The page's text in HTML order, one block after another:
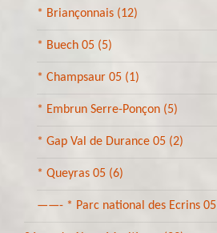
* Briançonnais (12)
* Buech 05 (5)
* Champsaur 05 (1)
* Embrun Serre-Ponçon (5)
* Gap Val de Durance 05 (2)
* Queyras 05 (6)
——- * Parc national des Ecrins 05